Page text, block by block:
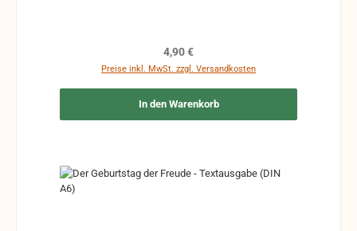
Regulärer Preis:
4,90 €
Preise inkl. MwSt. zzgl. Versandkosten
In den Warenkorb